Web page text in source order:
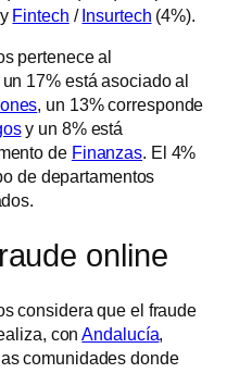
Fintech /Insurtech (4%).
pertenece al
17% está asociado al
, un 13% corresponde
y un 8% está
de Finanzas. El 4%
de departamentos
online
considera que el fraude
conAndalucía,
comunidades donde